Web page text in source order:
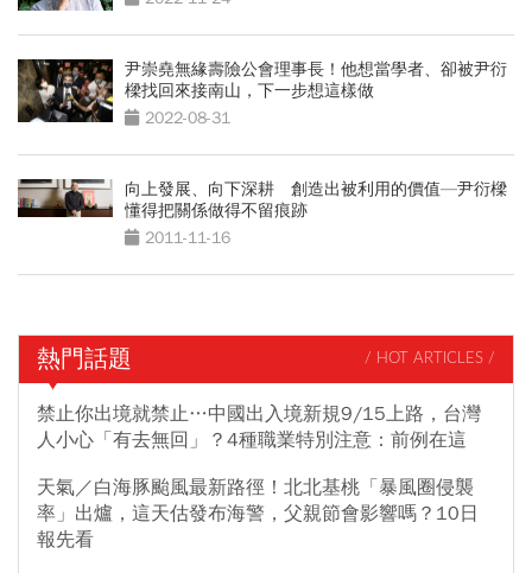
尹崇堯無緣壽險公會理事長！他想當學者、卻被尹衍
樑找回來接南山，下一步想這樣做
2022-08-31
向上發展、向下深耕 創造出被利用的價值—尹衍樑
懂得把關係做得不留痕跡
2011-11-16
熱門話題 / HOT ARTICLES /
禁止你出境就禁止…中國出入境新規9/15上路，台灣
人小心「有去無回」？4種職業特別注意：前例在這
天氣／白海豚颱風最新路徑！北北基桃「暴風圈侵襲
率」出爐，這天估發布海警，父親節會影響嗎？10日
報先看